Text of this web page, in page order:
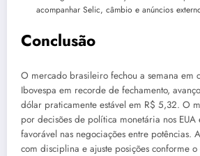
acompanhar Selic, câmbio e anúncios
Conclusão
O mercado brasileiro fechou a semana em
Ibovespa em recorde de fechamento,
dólar praticamente estável em R$ 5,32. O
por decisões de política monetária nos
favorável nas negociações entre potências.
com disciplina e ajuste posições conforme